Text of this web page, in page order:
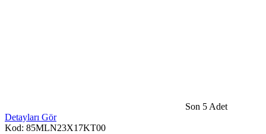
Son 5 Adet
Detayları Gör
Kod: 85MLN23X17KT00